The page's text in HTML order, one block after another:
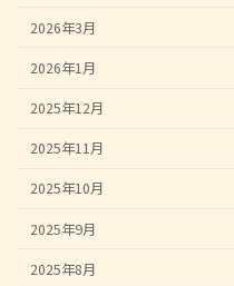
2026年3月
2026年1月
2025年12月
2025年11月
2025年10月
2025年9月
2025年8月